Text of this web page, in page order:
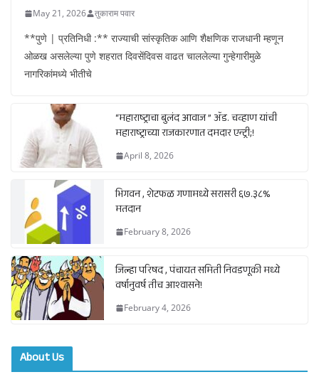
May 21, 2026 तुकाराम पवार
**पुणे | प्रतिनिधी :** राज्याची सांस्कृतिक आणि शैक्षणिक राजधानी म्हणून
ओळख असलेल्या पुणे शहरात दिवसेंदिवस वाढत चाललेल्या गुन्हेगारीमुळे
नागरिकांमध्ये भीतीचे
“महाराष्ट्राचा बुलंद आवाज ” ॲड. चव्हाण यांची
महाराष्ट्राच्या राजकारणात दमदार एन्ट्री;!
April 8, 2026
भिगवन , शेटफळ गणामध्ये सरासरी ६७.३८%
मतदान
February 8, 2026
जिल्हा परिषद , पंचायत समिती निवडणूकी मध्ये
वर्षानुवर्ष तीच आश्वासने!
February 4, 2026
About Us